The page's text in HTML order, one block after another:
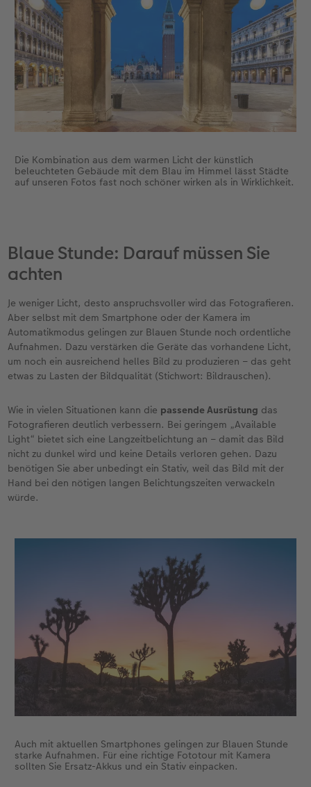
Die Kombination aus dem warmen Licht der künstlich
beleuchteten Gebäude mit dem Blau im Himmel lässt Städte
auf unseren Fotos fast noch schöner wirken als in Wirklichkeit.
Blaue Stunde: Darauf müssen Sie
achten
Je weniger Licht, desto anspruchsvoller wird das Fotografieren.
Aber selbst mit dem Smartphone oder der Kamera im
Automatikmodus gelingen zur Blauen Stunde noch ordentliche
Aufnahmen. Dazu verstärken die Geräte das vorhandene Licht,
um noch ein ausreichend helles Bild zu produzieren – das geht
etwas zu Lasten der Bildqualität (Stichwort: Bildrauschen).
Wie in vielen Situationen kann die passende Ausrüstung das
Fotografieren deutlich verbessern. Bei geringem „Available
Light“ bietet sich eine Langzeitbelichtung an – damit das Bild
nicht zu dunkel wird und keine Details verloren gehen. Dazu
benötigen Sie aber unbedingt ein Stativ, weil das Bild mit der
Hand bei den nötigen langen Belichtungszeiten verwackeln
würde.
Auch mit aktuellen Smartphones gelingen zur Blauen Stunde
starke Aufnahmen. Für eine richtige Fototour mit Kamera
sollten Sie Ersatz-Akkus und ein Stativ einpacken.